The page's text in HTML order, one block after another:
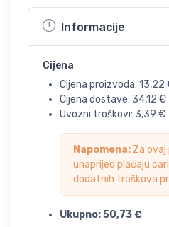
Informacije
Cijena
Cijena proizvoda: 13,22
Cijena dostave: 34,12 €
Uvozni troškovi: 3,39 €
Napomena: Za ovaj
unaprijed plaćaju
dodatnih troškova
Ukupno:50,73€